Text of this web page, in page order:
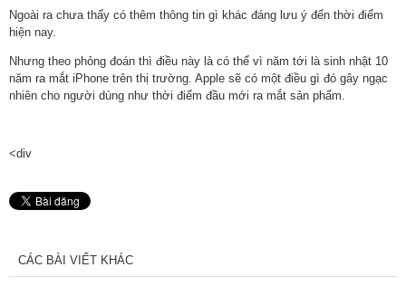
Ngoài ra chưa thấy có thêm thông tin gì khác đáng lưu ý đến thời điểm
hiện nay.
Nhưng theo phỏng đoán thì điều này là có thể vì năm tới là sinh nhật 10
năm ra mắt iPhone trên thị trường. Apple sẽ có một điều gì đó gây ngạc
nhiên cho người dùng như thời điểm đầu mới ra mắt sản phẩm.
<div
CÁC BÀI VIẾT KHÁC